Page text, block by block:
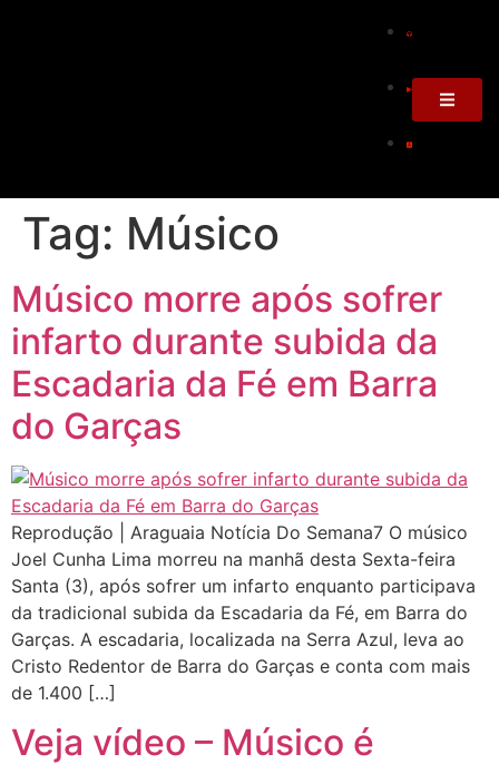
Tag: Músico
Músico morre após sofrer
infarto durante subida da
Escadaria da Fé em Barra
do Garças
Reprodução | Araguaia Notícia Do Semana7 O músico
Joel Cunha Lima morreu na manhã desta Sexta-feira
Santa (3), após sofrer um infarto enquanto participava
da tradicional subida da Escadaria da Fé, em Barra do
Garças. A escadaria, localizada na Serra Azul, leva ao
Cristo Redentor de Barra do Garças e conta com mais
de 1.400 […]
Veja vídeo – Músico é